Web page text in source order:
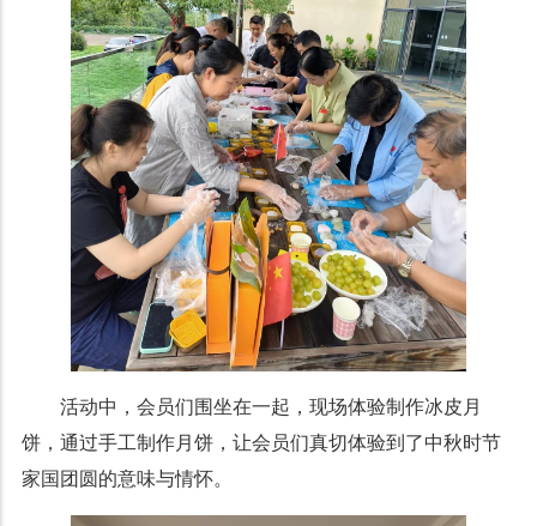
活动中，会员们围坐在一起，现场体验制作冰皮月
饼，通过手工制作月饼，让会员们真切体验到了中秋时节
家国团圆的意味与情怀。